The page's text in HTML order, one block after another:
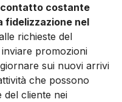
costante
fidelizzazione nel
richieste del
promozioni
sui nuovi arrivi
che possono
del cliente nei